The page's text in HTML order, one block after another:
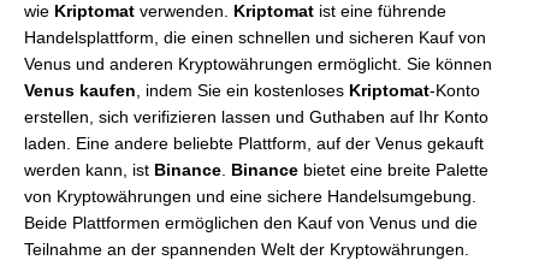
wie Kriptomat verwenden. Kriptomat ist eine führende
Handelsplattform, die einen schnellen und sicheren Kauf von
Venus und anderen Kryptowährungen ermöglicht. Sie können
Venus kaufen , indem Sie ein kostenloses Kriptomat-Konto
erstellen, sich verifizieren lassen und Guthaben auf Ihr Konto
laden. Eine andere beliebte Plattform, auf der Venus gekauft
werden kann, ist Binance Binance bietet eine breite Palette
von Kryptowährungen und eine sichere Handelsumgebung.
Beide Plattformen ermöglichen den Kauf von Venus und die
Teilnahme an der spannenden Welt der Kryptowährungen.